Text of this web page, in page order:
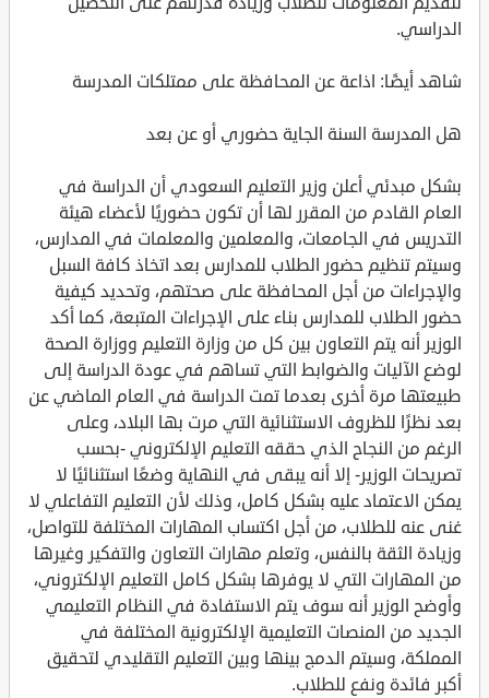
الدراسي.
شاهد أيضًا: اذاعة عن المحافظة على ممتلكات المدرسة
هل المدرسة السنة الجاية حضوري أو عن بعد
بشكل مبدئي أعلن وزير التعليم السعودي أن الدراسة في
العام القادم من المقرر لها أن تكون حضوريًا لأعضاء هيئة
التدريس في الجامعات، والمعلمين والمعلمات في المدارس،
وسيتم تنظيم حضور الطلاب للمدارس بعد اتخاذ كافة السبل
والإجراءات من أجل المحافظة على صحتهم، وتحديد كيفية
حضور الطلاب للمدارس بناء على الإجراءات المتبعة، كما أكد
الوزير أنه يتم التعاون بين كل من وزارة التعليم ووزارة الصحة
لوضع الآليات والضوابط التي تساهم في عودة الدراسة إلى
طبيعتها مرة أخرى بعدما تمت الدراسة في العام الماضي عن
بعد نظرًا للظروف الاستثنائية التي مرت بها البلاد، وعلى
الرغم من النجاح الذي حققه التعليم الإلكتروني -بحسب
تصريحات الوزير- إلا أنه يبقى في النهاية وضعًا استثنائيًا لا
يمكن الاعتماد عليه بشكل كامل، وذلك لأن التعليم التفاعلي لا
غنى عنه للطلاب، من أجل اكتساب المهارات المختلفة للتواصل،
وزيادة الثقة بالنفس، وتعلم مهارات التعاون والتفكير وغيرها
من المهارات التي لا يوفرها بشكل كامل التعليم الإلكتروني،
وأوضح الوزير أنه سوف يتم الاستفادة في النظام التعليمي
الجديد من المنصات التعليمية الإلكترونية المختلفة في
المملكة، وسيتم الدمج بينها وبين التعليم التقليدي لتحقيق
أكبر فائدة ونفع للطلاب.